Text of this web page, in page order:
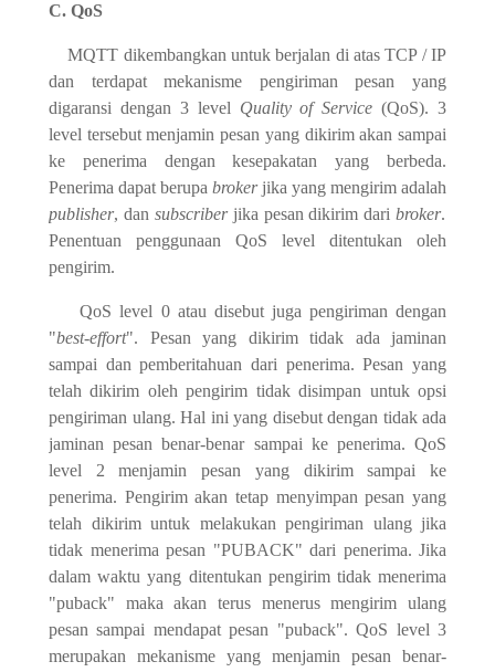
C. QoS
MQTT dikembangkan untuk berjalan di atas TCP / IP
dan terdapat mekanisme pengiriman pesan yang
digaransi dengan 3 level Quality of Service (QoS). 3
level tersebut menjamin pesan yang dikirim akan sampai
ke penerima dengan kesepakatan yang berbeda.
Penerima dapat berupa brokerjika yang mengirim adalah
publisher, dan subscriberjika pesan dikirim daribroker.
Penentuan penggunaan QoS level ditentukan oleh
pengirim.
QoS level 0 atau disebut juga pengiriman dengan
"best-effort". Pesan yang dikirim tidak ada jaminan
sampai dan pemberitahuan dari penerima. Pesan yang
telah dikirim oleh pengirim tidak disimpan untuk opsi
pengiriman ulang. Hal ini yang disebut dengan tidak ada
jaminan pesan benar-benar sampai ke penerima. QoS
level 2 menjamin pesan yang dikirim sampai ke
penerima. Pengirim akan tetap menyimpan pesan yang
telah dikirim untuk melakukan pengiriman ulang jika
tidak menerima pesan "PUBACK" dari penerima. Jika
dalam waktu yang ditentukan pengirim tidak menerima
"puback" maka akan terus menerus mengirim ulang
pesan sampai mendapat pesan "puback". QoS level 3
merupakan mekanisme yang menjamin pesan benar-